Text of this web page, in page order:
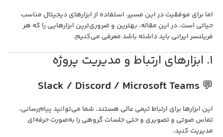
اما برای موفقیت در این مسیر، استفاده از ابزارهای دیجیتال مناسب
حیاتی است. در این مقاله، بهترین و ضروری‌ترین ابزارهایی را که هر
فریلنسر ایرانی باید داشته باشد معرفی می‌کنیم.
1. ابزارهای ارتباط و مدیریت پروژه
💬
Slack / Discord / Microsoft Teams
این ابزارها برای ارتباط تیمی عالی هستند. شما می‌توانید پیام‌رسانی،
تماس صوتی و تصویری و حتی جلسات گروهی را به‌صورت حرفه‌ای
مدیریت کنید.